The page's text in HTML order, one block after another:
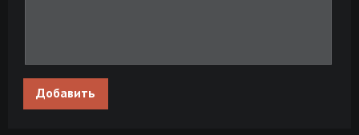
720p от HELLYWOOD | iTunes
Добавить